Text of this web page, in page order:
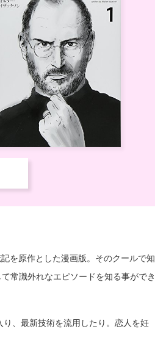
を原作とした漫画版。そのクールで知
常識外れなエピソードを知る事ができ
、最新技術を流用したり。恋人を妊